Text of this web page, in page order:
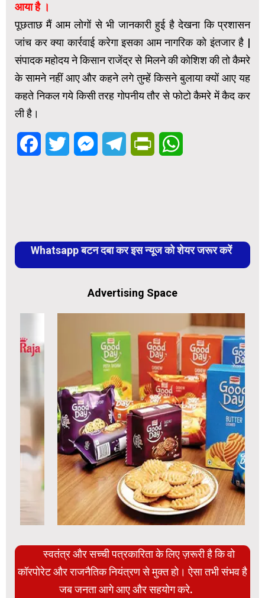
आया है ।
पूछताछ मैं आम लोगों से भी जानकारी हुई है देखना कि प्रशासन
जांच कर क्या कार्रवाई करेगा इसका आम नागरिक को इंतजार है |
संपादक महोदय ने किसान राजेंद्र से मिलने की कोशिश की तो कैमरे
के सामने नहीं आए और कहने लगे तुम्हें किसने बुलाया क्यों आए यह
कहते निकल गये किसी तरह गोपनीय तौर से फोटो कैमरे में कैद कर
ली है।
FacebookTwitter MessengerTelegramPrintFriendly
Whatsapp बटन दबा कर इस न्यूज को शेयर जरूर करें
Advertising Space
स्वतंत्र और सच्ची पत्रकारिता के लिए ज़रूरी है कि वो
कॉरपोरेट और राजनैतिक नियंत्रण से मुक्त हो। ऐसा तभी संभव है
जब जनता आगे आए और सहयोग करे.